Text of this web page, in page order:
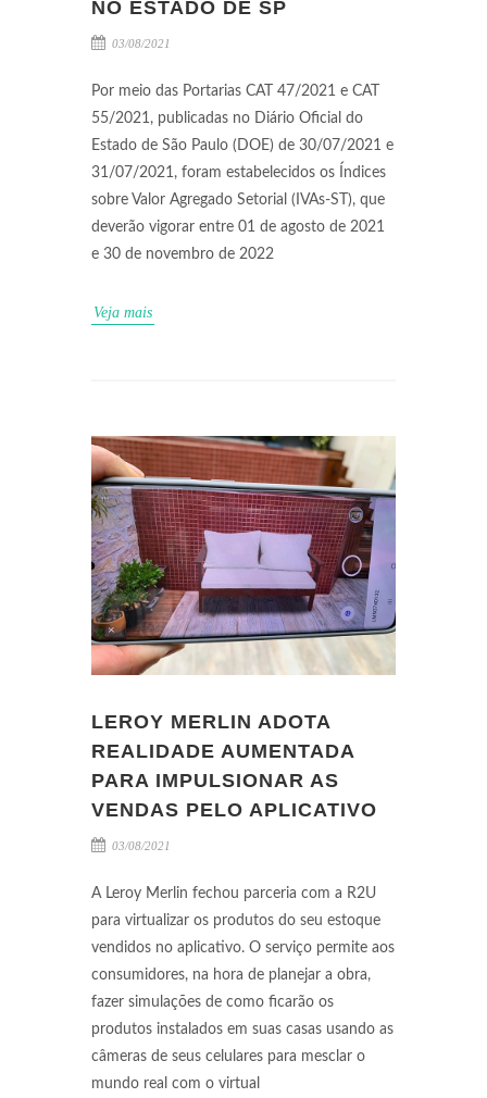
NO ESTADO DE SP
03/08/2021
Por meio das Portarias CAT 47/2021 e CAT
55/2021, publicadas no Diário Oficial do
Estado de São Paulo (DOE) de 30/07/2021 e
31/07/2021, foram estabelecidos os Índices
sobre Valor Agregado Setorial (IVAs-ST), que
deverão vigorar entre 01 de agosto de 2021
e 30 de novembro de 2022
Veja mais
LEROY MERLIN ADOTA
REALIDADE AUMENTADA
PARA IMPULSIONAR AS
VENDAS PELO APLICATIVO
03/08/2021
A Leroy Merlin fechou parceria com a R2U
para virtualizar os produtos do seu estoque
vendidos no aplicativo. O serviço permite aos
consumidores, na hora de planejar a obra,
fazer simulações de como ficarão os
produtos instalados em suas casas usando as
câmeras de seus celulares para mesclar o
mundo real com o virtual